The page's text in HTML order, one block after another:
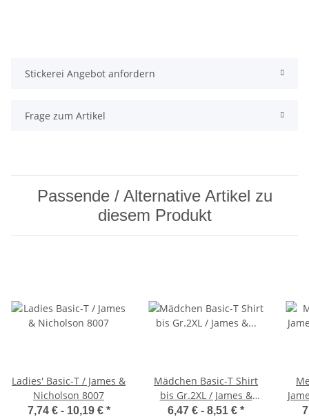
Stickerei Angebot anfordern
Frage zum Artikel
Passende / Alternative Artikel zu
diesem Produkt
Ladies' Basic-T / James &
Nicholson 8007
7,74 € - 10,19 € *
Mädchen Basic-T Shirt
bis Gr.2XL / James &
Nicholson 8007G
6,47 € - 8,51 € *